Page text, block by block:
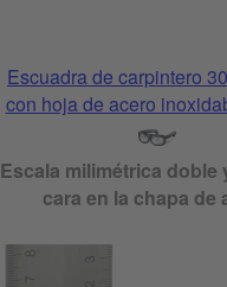
Escala milimétrica doble
cara en la chapa de